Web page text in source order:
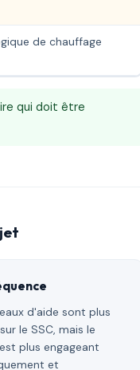
de chauffage
qui doit être
d'aide sont plus
le SSC, mais le
plus engageant
et